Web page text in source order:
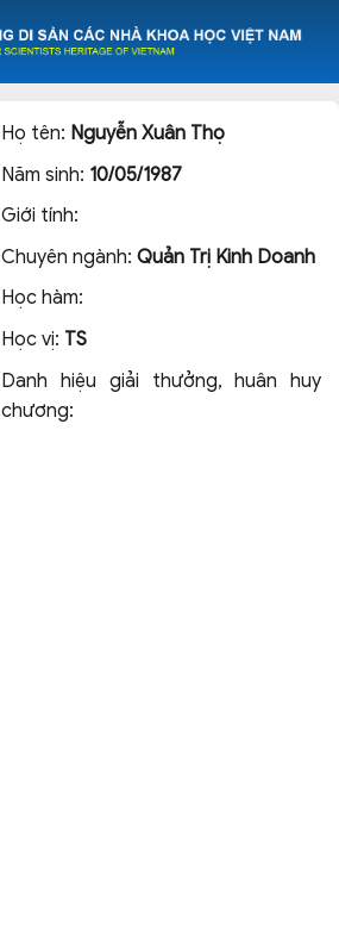
Họ tên: Nguyễn Xuân Thọ
Năm sinh: 10/05/1987
Giới tính:
Chuyên ngành:Quản Trị Kinh Doanh
Học hàm:
Học vị: TS
Danh hiệu giải thưởng, huân huy
chương: